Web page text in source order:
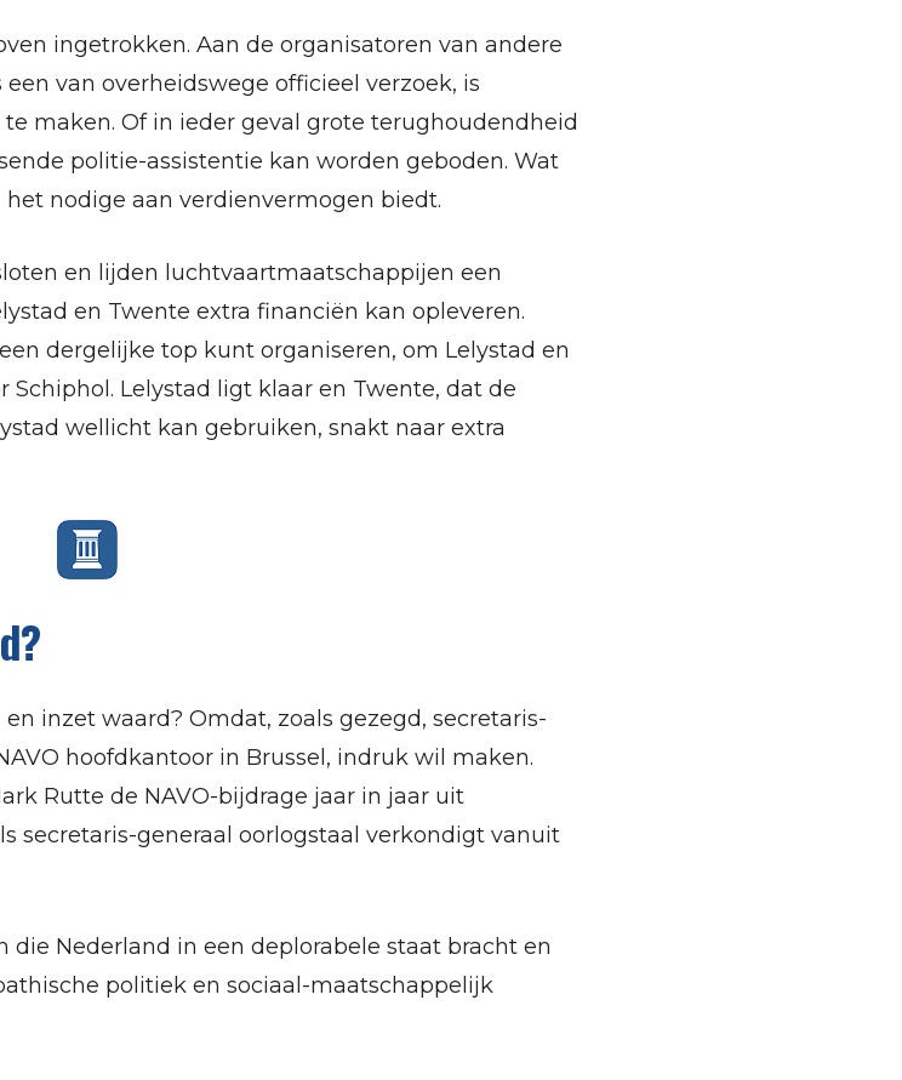
ingetrokken. Aan de organisatoren van andere
van overheidswege officieel verzoek, is
maken. Of in ieder geval grote terughoudendheid
politie-assistentie kan worden geboden. Wat
het nodige aan verdienvermogen biedt.
en lijden luchtvaartmaatschappijen een
en Twente extra financiën kan opleveren.
dergelijke top kunt organiseren, om Lelystad en
Lelystad ligt klaar en Twente, dat de
wellicht kan gebruiken, snakt naar extra
inzet waard? Omdat, zoals gezegd, secretaris-
hoofdkantoor in Brussel, indruk wil maken.
Rutte de NAVO-bijdrage jaar in jaar uit
secretaris-generaal oorlogstaal verkondigt vanuit
die Nederland in een deplorabele staat bracht en
politiek en sociaal-maatschappelijk